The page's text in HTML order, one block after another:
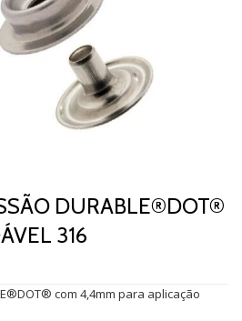
DURABLE®DOT®
316
com 4,4mm para aplicação